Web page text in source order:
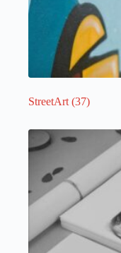
StreetArt (37)